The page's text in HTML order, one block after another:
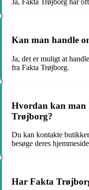
Ja, Fakta Trøjborg har
Kan man handle
Ja, det er muligt at
fra Fakta Trøjborg.
Hvordan kan man
Trøjborg?
Du kan kontakte
besøge deres
Har Fakta